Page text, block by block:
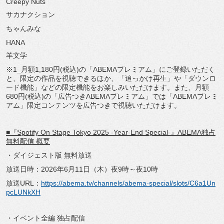
サカナクション
ちゃんみな
HANA
羊文学
※1_月額1,180円(税込)の「ABEMAプレミアム」 にご登録いただく
と、限定の作品を視聴できるほか、「追っかけ再生」や「ダウンロ
ード機能」 などの限定機能をお楽しみいただけます。また、月額
680円(税込)の「広告つきABEMAプレミアム」では「ABEMAプレミ
アム」
限定コンテンツを広告つきで視聴いただけます。
■『Spotify On Stage Tokyo 2025 -Year-End Special-』ABEMA独占
無料配信 概要
・ダイジェスト版 無料放送
放送日時：2026年6月11日（木）夜9時～夜10時
放送URL： https://abema.tv/channels/abema-special/slots/C6a1Un
pcLUNkXH
・イベント全編 独占配信